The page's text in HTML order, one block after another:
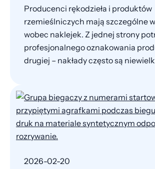
Producenci rękodzieła i produktów
rzemieślniczych mają szczególne
wobec naklejek. Z jednej strony
profesjonalnego oznakowania
drugiej – nakłady często są
2026-02-20